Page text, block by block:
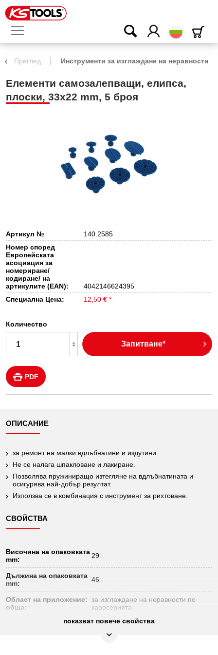
български
Преглед Инструменти за изглаждане на неравности
Елементи самозалепващи, елипса,
плоски, 33х22 mm, 5 броя
Артикул №
140.2585
Номер според
Европейската
асоциация за
номериране/
кодиране/ на
артикулите (EAN):
4042146624395
Специална Цена:
12,50 € *
Количество
Запитване*
PDF
ОПИСАНИЕ
за ремонт на малки вдлъбнатини и издутини
Не се налага шпакловане и лакиране.
Позволява пружиниращо изтегляне на вдлъбнатината и
осигурява най-добър резултат.
Използва се в комбинация с инструмент за рихтоване.
СВОЙСТВА
Височина на опаковката
mm:
29
Дължина на опаковката
mm:
46
Област на приложение:
обща:
за изглаждане на неравности по
каросерията
33 x 22
показват повече свойства